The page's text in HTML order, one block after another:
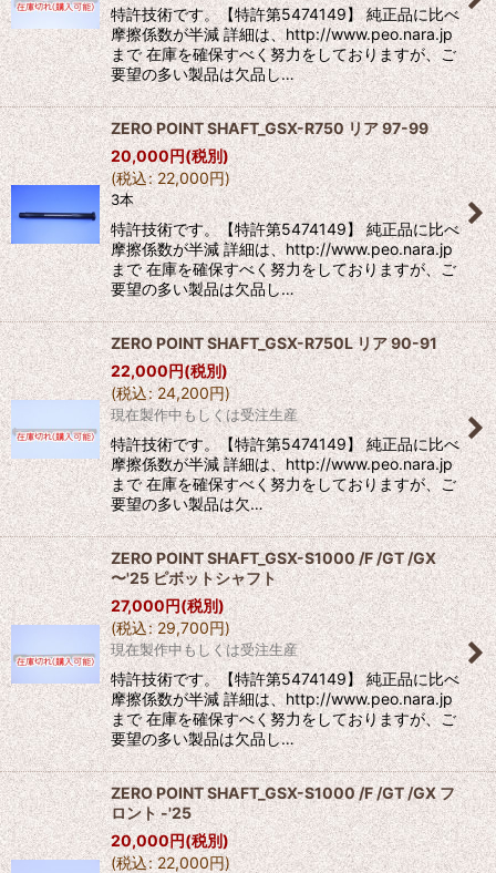
特許技術です。【特許第5474149】 純正品に比べ
摩擦係数が半減 詳細は、http://www.peo.nara.jp
まで 在庫を確保すべく努力をしておりますが、ご
要望の多い製品は欠品し…
ZERO POINT SHAFT_GSX-R750 リア 97-99
20,000円(税別)
(税込: 22,000円)
3本
特許技術です。【特許第5474149】 純正品に比べ
摩擦係数が半減 詳細は、http://www.peo.nara.jp
まで 在庫を確保すべく努力をしておりますが、ご
要望の多い製品は欠品し…
ZERO POINT SHAFT_GSX-R750L リア 90-91
22,000円(税別)
(税込: 24,200円)
現在製作中もしくは受注生産
特許技術です。【特許第5474149】 純正品に比べ
摩擦係数が半減 詳細は、http://www.peo.nara.jp
まで 在庫を確保すべく努力をしておりますが、ご
要望の多い製品は欠…
ZERO POINT SHAFT_GSX-S1000 /F /GT /GX
〜'25 ピボットシャフト
27,000円(税別)
(税込: 29,700円)
現在製作中もしくは受注生産
特許技術です。【特許第5474149】 純正品に比べ
摩擦係数が半減 詳細は、http://www.peo.nara.jp
まで 在庫を確保すべく努力をしておりますが、ご
要望の多い製品は欠品し…
ZERO POINT SHAFT_GSX-S1000 /F /GT /GX フ
ロント -'25
20,000円(税別)
(税込: 22,000円)